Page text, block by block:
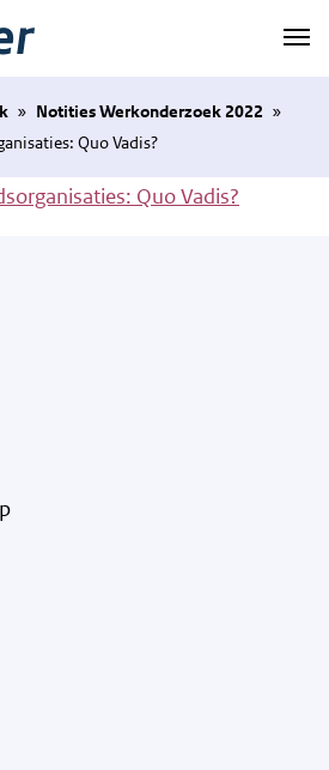
» Notities Werkonderzoek 2022 »
Quo Vadis?
Quo Vadis?